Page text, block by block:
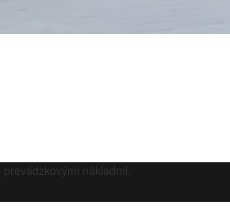
nákladmi.